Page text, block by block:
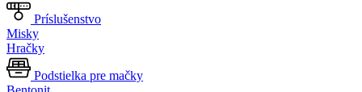
Príslušenstvo
Misky
Hračky
Podstielka pre mačky